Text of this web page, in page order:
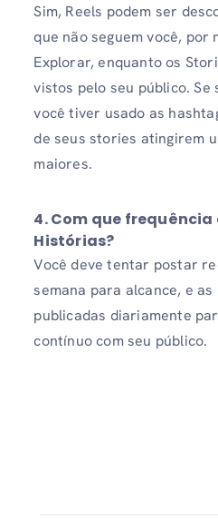
Sim, Reels podem ser
que não seguem você, por
Explorar, enquanto os
vistos pelo seu público.
você tiver usado as
de seus stories atingirem
maiores.
4. Com que frequência
Histórias?
Você deve tentar postar
semana para alcance, e
publicadas diariamente
contínuo com seu público.